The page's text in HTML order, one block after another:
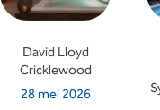
David Lloyd
Cricklewood
28 mei 2026